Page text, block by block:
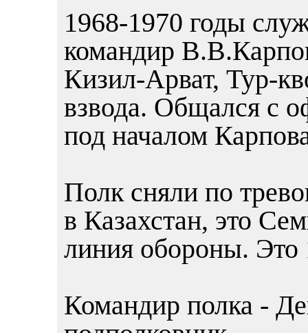
1968-1970 годы
командир
Кизил-Арват, Тур-
взвода. Общался с
под началом
Полк сняли по
в Казахстан, это
линия обороны. Это
Командир полка -